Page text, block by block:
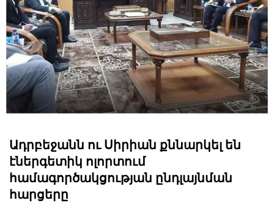
Ադրբեջանն ու Սիրիան քննարկել են
էներգետիկ ոլորտում
համագործակցության ընդլայնման
հարցերը